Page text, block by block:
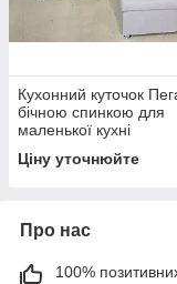
Кухонний куточок
бічною спинкою для
маленької кухні
Ціну уточнюйте
Про нас
100%